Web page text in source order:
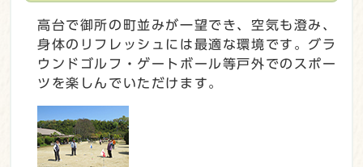
高台で御所の町並みが一望でき、空気も澄み、
身体のリフレッシュには最適な環境です。グラ
ウンドゴルフ・ゲートボール等戸外でのスポー
ツを楽しんでいただけます。